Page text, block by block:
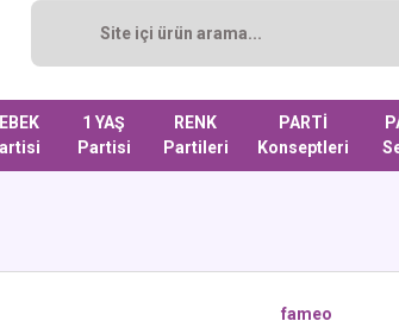
1 YAŞ
Partisi
RENK
Partileri
PARTİ
Konseptleri
fameo